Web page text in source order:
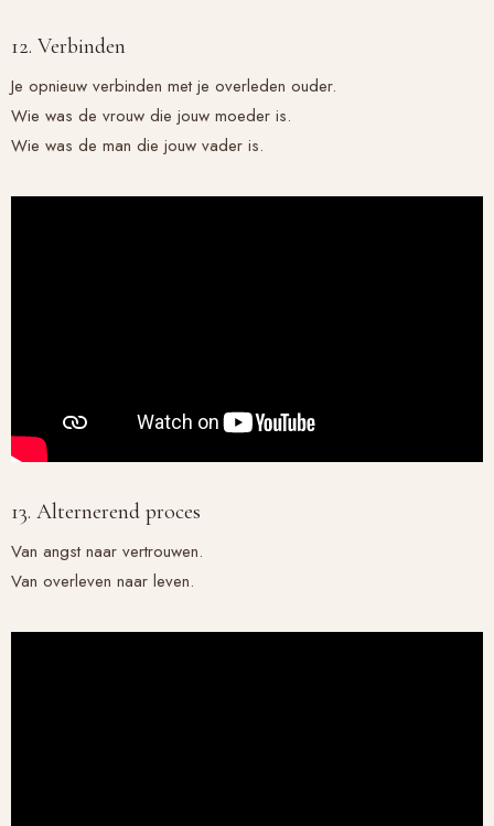
12. Verbinden
Je opnieuw verbinden met je overleden ouder.
Wie was de vrouw die jouw moeder is.
Wie was de man die jouw vader is.
13. Alternerend proces
Van angst naar vertrouwen.
Van overleven naar leven.